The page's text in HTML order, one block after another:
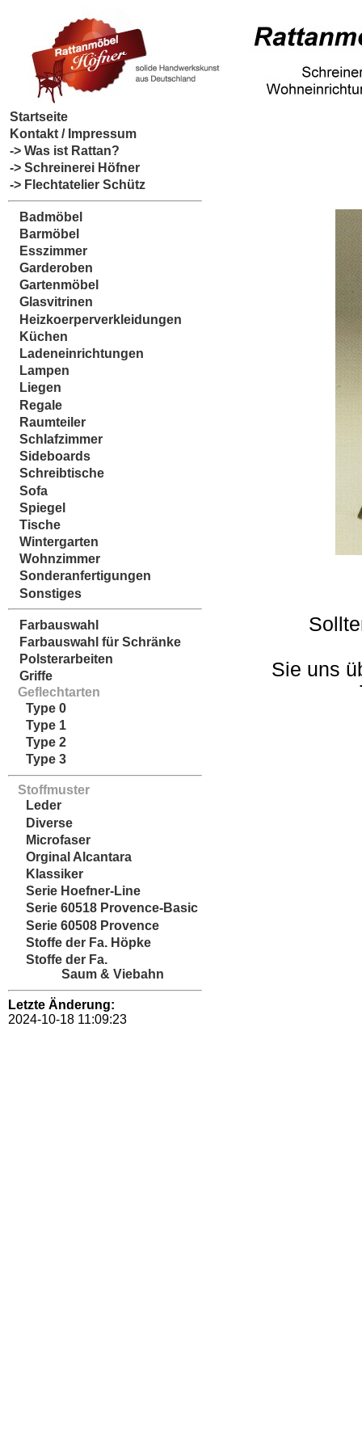
Startseite
Kontakt / Impressum
-> Was ist Rattan?
-> Schreinerei Höfner
-> Flechtatelier Schütz
Badmöbel
Barmöbel
Esszimmer
Garderoben
Gartenmöbel
Glasvitrinen
Heizkoerperverkleidungen
Küchen
Ladeneinrichtungen
Lampen
Liegen
Regale
Raumteiler
Schlafzimmer
Sideboards
Schreibtische
Sofa
Spiegel
Tische
Wintergarten
Wohnzimmer
Sonderanfertigungen
Sonstiges
Farbauswahl
Farbauswahl für Schränke
Polsterarbeiten
Griffe
Geflechtarten
Type 0
Type 1
Type 2
Type 3
Stoffmuster
Leder
Diverse
Microfaser
Orginal Alcantara
Klassiker
Serie Hoefner-Line
Serie 60518 Provence-Basic
Serie 60508 Provence
Stoffe der Fa. Höpke
Stoffe der Fa.
Saum & Viebahn
Letzte Änderung:
2024-10-18 11:09:23
Sie uns